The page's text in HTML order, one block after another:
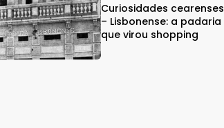
Curiosidades cearenses
– Lisbonense: a padaria
que virou shopping